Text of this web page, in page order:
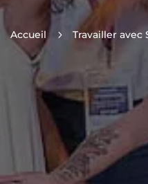
Accueil 5 Travailler avec